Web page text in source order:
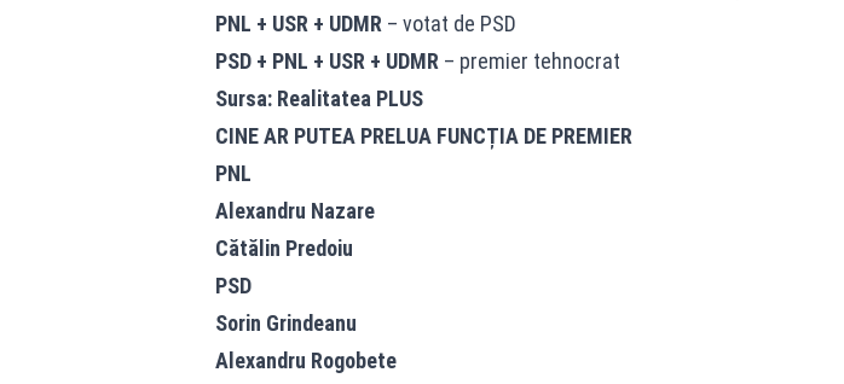
PNL + USR + UDMR – votat de PSD
PSD + PNL + USR + UDMR – premier tehnocrat
Sursa: Realitatea PLUS
CINE AR PUTEA PRELUA FUNCȚIA DE PREMIER
PNL
Alexandru Nazare
Cătălin Predoiu
PSD
Sorin Grindeanu
Alexandru Rogobete